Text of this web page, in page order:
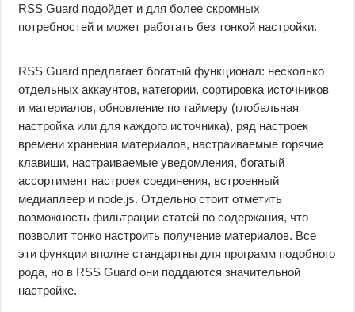
RSS Guard подойдет и для более скромных
потребностей и может работать без тонкой настройки.
RSS Guard предлагает богатый функционал: несколько
отдельных аккаунтов, категории, сортировка источников
и материалов, обновление по таймеру (глобальная
настройка или для каждого источника), ряд настроек
времени хранения материалов, настраиваемые горячие
клавиши, настраиваемые уведомления, богатый
ассортимент настроек соединения, встроенный
медиаплеер и node.js. Отдельно стоит отметить
возможность фильтрации статей по содержания, что
позволит тонко настроить получение материалов. Все
эти функции вполне стандартны для программ подобного
рода, но в RSS Guard они поддаются значительной
настройке.